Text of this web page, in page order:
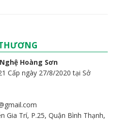
Hoàng Sơn
Cấp ngày 27/8/2020 tại Sở
Gia Trí, P.25, Quận Bình Thạnh,